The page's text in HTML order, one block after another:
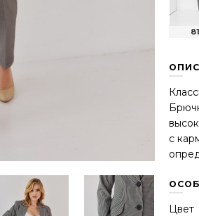
с
Цвет